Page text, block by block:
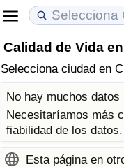
Calidad de Vida
Selecciona ciudad en
No hay muchos datos
Necesitaríamos más
fiabilidad de los datos.
Esta página en
Coste de vida
Índice de Costo de
Índice de costo de
Precios de las
Índice de Precios de
Índice de Precios de
Calidad de Vida
Índice de Calidad de
Índice de calidad de